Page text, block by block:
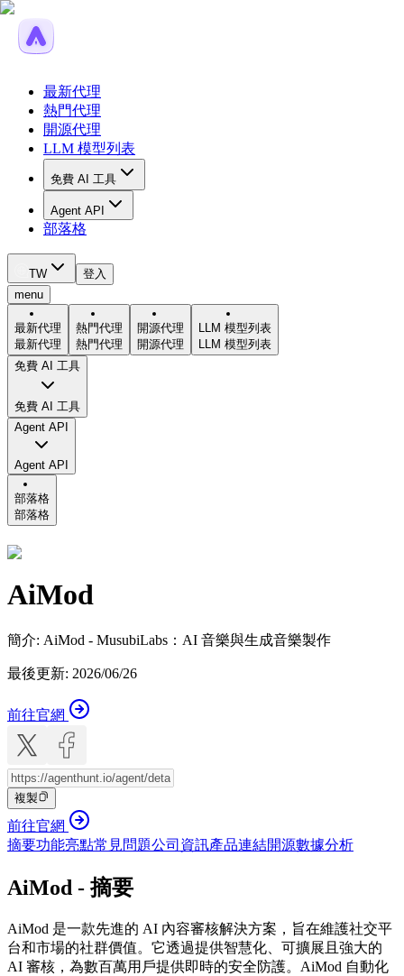
最新代理
熱門代理
開源代理
LLM 模型列表
免費 AI 工具
Agent API
部落格
TW
登入
menu
最新代理
最新代理
熱門代理
熱門代理
開源代理
開源代理
LLM 模型列表
LLM 模型列表
免費 AI 工具
免費 AI 工具
Agent API
Agent API
部落格
部落格
AiMod
簡介: AiMod - MusubiLabs：AI 音樂與生成音樂製作
最後更新: 2026/06/26
前往官網
複製
前往官網
摘要功能亮點常見問題公司資訊產品連結開源數據分析
AiMod - 摘要
AiMod 是一款先進的 AI 內容審核解決方案，旨在維護社交平
台和市場的社群價值。它透過提供智慧化、可擴展且強大的
AI 審核，為數百萬用戶提供即時的安全防護。AiMod 自動化